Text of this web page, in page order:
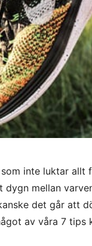
inte luktar allt
dygn mellan
det går att
av våra 7 tips